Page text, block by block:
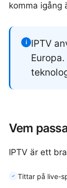
komma igång
i
IPTV
Vem
IPTV är ett
Tittar på live-